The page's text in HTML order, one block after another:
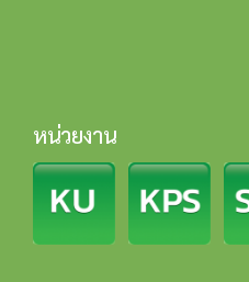
หน่วยงาน